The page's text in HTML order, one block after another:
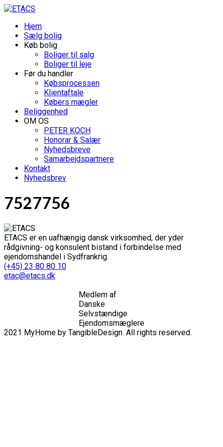
Hjem
Sælg bolig
Køb bolig
Boliger til salg
Boliger til leje
Før du handler
Købsprocessen
Klientaftale
Købers mægler
Beliggenhed
OM OS
PETER KOCH
Honorar & Salær
Nyhedsbreve
Samarbejdspartnere
Kontakt
Nyhedsbrev
7527756
ETACS er en uafhængig dansk virksomhed, der yder
rådgivning- og konsulent bistand i forbindelse med
ejendomshandel i Sydfrankrig.
(+45) 23 80 80 10
etac@etacs.dk
Medlem af
Danske
Selvstændige
Ejendomsmæglere
2021 MyHome by TangibleDesign. All rights reserved.